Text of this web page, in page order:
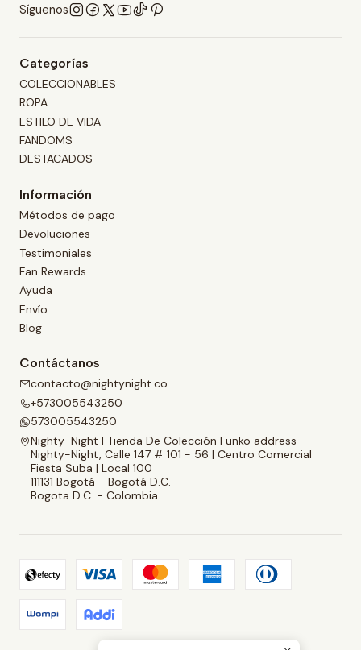
Síguenos
Categorías
COLECCIONABLES
ROPA
ESTILO DE VIDA
FANDOMS
DESTACADOS
Información
Métodos de pago
Devoluciones
Testimoniales
Fan Rewards
Ayuda
Envío
Blog
Contáctanos
contacto@nightynight.co
+573005543250
573005543250
Nighty-Night | Tienda De Colección Funko address
Nighty-Night, Calle 147 # 101 - 56 | Centro Comercial
Fiesta Suba | Local 100
111131 Bogotá - Bogotá D.C.
Bogota D.C. - Colombia